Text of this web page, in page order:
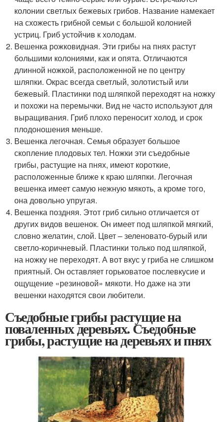
колонии светлых бежевых грибов. Название намекает
на схожесть грибной семьи с большой колонией
устриц. Гриб устойчив к холодам.
Вешенка рожковидная. Эти грибы на пнях растут
большими колониями, как и опята. Отличаются
длинной ножкой, расположенной не по центру
шляпки. Окрас всегда светлый, золотистый или
бежевый. Пластинки под шляпкой переходят на ножку
и похожи на перемычки. Вид не часто используют для
выращивания. Гриб плохо переносит холод, и срок
плодоношения меньше.
Вешенка легочная. Семья образует большое
скопление плодовых тел. Ножки эти съедобные
грибы, растущие на пнях, имеют короткие,
расположенные ближе к краю шляпки. Легочная
вешенка имеет самую нежную мякоть, а кроме того,
она довольно упругая.
Вешенка поздняя. Этот гриб сильно отличается от
других видов вешенок. Он имеет под шляпкой мягкий,
словно желатин, слой. Цвет – зеленовато-бурый или
светло-коричневый. Пластинки только под шляпкой,
на ножку не переходят. А вот вкус у гриба не слишком
приятный. Он оставляет горьковатое послевкусие и
ощущение «резиновой» мякоти. Но даже на эти
вешенки находятся свои любители.
Съедобные грибы растущие на
поваленных деревьях. Съедобные
грибы, растущие на деревьях и пнях